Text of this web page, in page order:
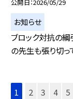
公開日 2026/05/29
お知らせ
ブロック対抗の綱
の先生も張り切っ
1 2 3 4 5